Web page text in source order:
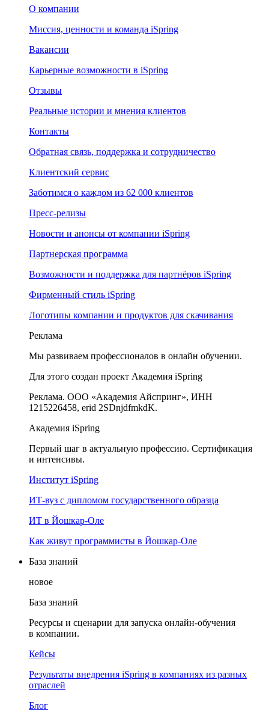
О компании
Миссия, ценности и команда iSpring
Вакансии
Карьерные возможности в iSpring
Отзывы
Реальные истории и мнения клиентов
Контакты
Обратная связь, поддержка и сотрудничество
Клиентский сервис
Заботимся о каждом из 62 000 клиентов
Пресс-релизы
Новости и анонсы от компании iSpring
Партнерская программа
Возможности и поддержка для партнёров iSpring
Фирменный стиль iSpring
Логотипы компании и продуктов для скачивания
Реклама
Мы развиваем профессионалов в онлайн обучении.
Для этого создан проект Академия iSpring
Реклама. ООО «Академия Айспринг», ИНН
1215226458, erid 2SDnjdfmkdK.
Академия iSpring
Первый шаг в актуальную профессию. Сертификация
и интенсивы.
Институт iSpring
ИТ-вуз с дипломом государственного образца
ИТ в Йошкар-Оле
Как живут программисты в Йошкар‑Оле
База знаний
новое
База знаний
Ресурсы и сценарии для запуска онлайн-обучения
в компании.
Кейсы
Результаты внедрения iSpring в компаниях из разных
отраслей
Блог